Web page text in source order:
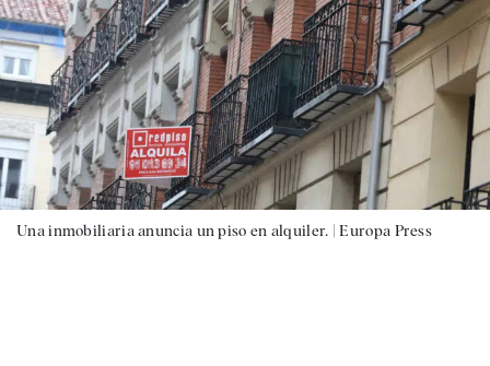
Una inmobiliaria anuncia un piso en alquiler. |Europa Press